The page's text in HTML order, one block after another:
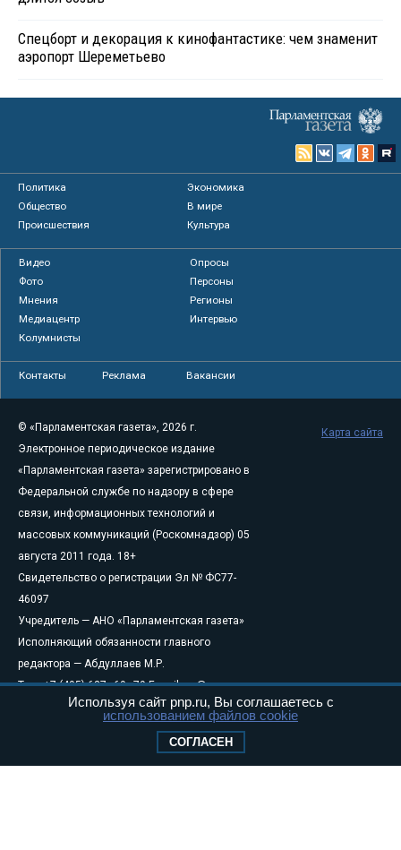
Спецборт и декорация к кинофантастике: чем знаменит
аэропорт Шереметьево
Политика
Экономика
Общество
В мире
Происшествия
Культура
Видео
Опросы
Фото
Персоны
Мнения
Регионы
Медиацентр
Интервью
Колумнисты
Контакты Реклама Вакансии
© «Парламентская газета», 2026 г.
Электронное периодическое издание
«Парламентская газета» зарегистрировано в
Федеральной службе по надзору в сфере
связи, информационных технологий и
массовых коммуникаций (Роскомнадзор) 05
августа 2011 года. 18+
Свидетельство о регистрации Эл № ФС77-
46097
Учредитель — АНО «Парламентская газета»
Исполняющий обязанности главного
редактора — Абдуллаев М.Р.
Тел.: +7 (495) 637–69–79 E-mail:pg@pnp.ru
«Парламентская газета» - официальное еженедельное издание
Федерального Собрания РФ. Издается с 1997 года. Учредители
газеты - Государственная Дума и Совет Федерации РФ. Официальный
Карта сайта
Используя сайт pnp.ru, Вы соглашаетесь с
использованием файлов cookie
СОГЛАСЕН